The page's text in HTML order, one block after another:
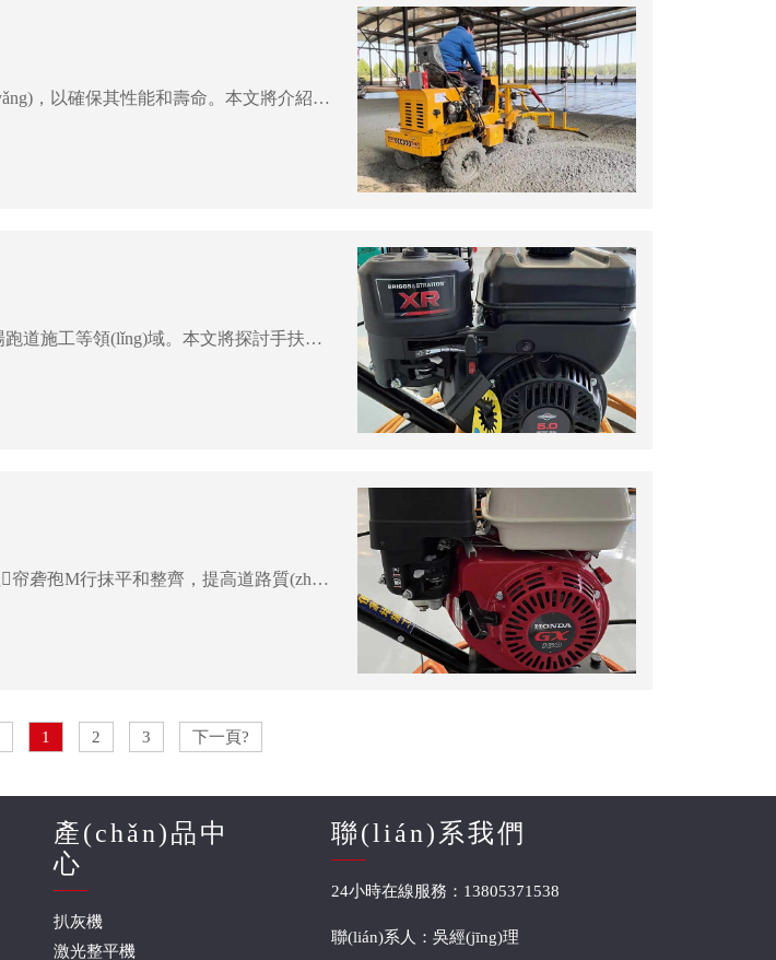
混凝土扒灰機作為建筑施工中的重要設(shè)備，需要定期的維護和保養(yǎng)，以確保其性能和壽命。本文將介紹混凝土扒灰機的維護保養(yǎng)指南，幫助您管理和保護這一重要設(shè)備。1.定期清潔：在每次使用后，確保混凝土扒灰機的外表面和工作部件都被清潔干凈。使用壓縮空氣...
手扶抹光機是一種機械設(shè)備，廣泛應用于道路施工、地坪工程、機場跑道施工等領(lǐng)域。本文將探討手扶抹光機的施工優(yōu)勢，以及它在不同工程中的應用，幫助您了解這一強大的施工工具。1.施工：手扶抹光機采用旋轉(zhuǎn)抹光頭技術(shù)，能夠在短時間內(nèi)完成大面積的抹光工...
汽油抹邊機是一種廣泛用于道路施工和維護的設(shè)備。它能夠?qū)⒒炷帘砻孢M行抹平和整齊，提高道路質(zhì)量，同時減少人力和時間的投入。本文將介紹汽油抹邊機的主要特點和應用領(lǐng)域，以幫助您了解這一強大的機械設(shè)備。1.引擎和動力系統(tǒng)：汽油抹邊機通常配備了高...
1 2 3 下一頁?
產(chǎn)品中
心
扒灰機
激光整平機
聯(lián)系我們
24小時在線服務：13805371538
聯(lián)系人：吳經(jīng)理